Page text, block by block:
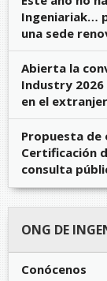
Ingeniariak…
una sede
Abierta la
Industry
en el
Propuesta de
Certificación
consulta
ONG DE
Conócenos